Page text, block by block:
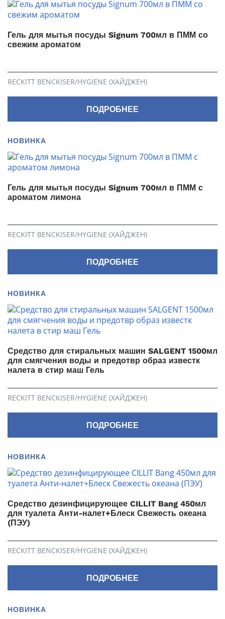
Гель для мытья посуды Signum 700мл в ПММ со
свежим ароматом
RECKITT BENCKISER/HYGIENE (ХАЙДЖЕН)
ПОДРОБНЕЕ
НОВИНКА
Гель для мытья посуды Signum 700мл в ПММ с
ароматом лимона
RECKITT BENCKISER/HYGIENE (ХАЙДЖЕН)
ПОДРОБНЕЕ
НОВИНКА
Средство для стиральных машин SALGENT 1500мл
для смягчения воды и предотвр образ известк
налета в стир маш Гель
RECKITT BENCKISER/HYGIENE (ХАЙДЖЕН)
ПОДРОБНЕЕ
НОВИНКА
Средство дезинфицирующее CILLIT Bang 450мл
для туалета Анти-налет+Блеск Свежесть океана
(ПЭУ)
RECKITT BENCKISER/HYGIENE (ХАЙДЖЕН)
ПОДРОБНЕЕ
НОВИНКА